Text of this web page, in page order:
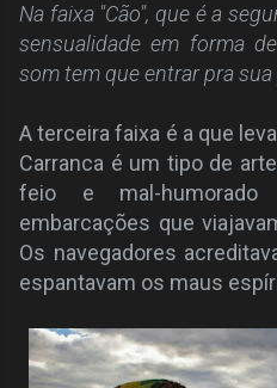
Na faixa "Cão", que é a
sensualidade em forma
som tem que entrar pra sua
A terceira faixa é a que
Carranca é um tipo de
feio e mal-
embarcações que
Os navegadores
espantavam os maus